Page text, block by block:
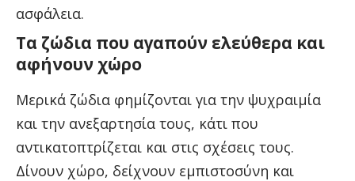
ασφάλεια.
Τα ζώδια που αγαπούν ελεύθερα και
αφήνουν χώρο
Μερικά ζώδια φημίζονται για την ψυχραιμία
και την ανεξαρτησία τους, κάτι που
αντικατοπτρίζεται και στις σχέσεις τους.
Δίνουν χώρο, δείχνουν εμπιστοσύνη και